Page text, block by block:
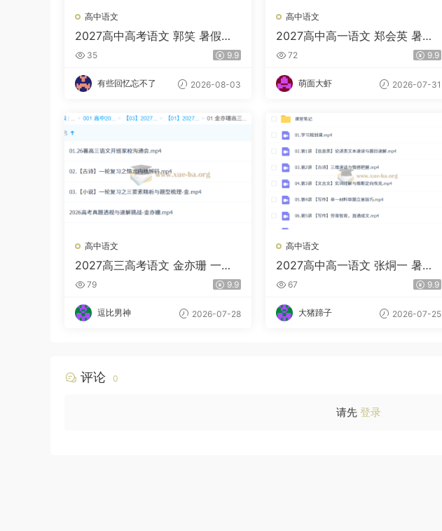
高中语文
2027高中高考语文 郭笑 暑假班
（A+）
35 9.9
有些回忆忘不了 2026-08-03
高中语文
2027高中高一语文 郑会英 暑假
班72 9.9
萌面大虾 2026-07-31
高中语文
2027高三高考语文 金亦珊 一轮
暑假班
79 9.9
逗比男神 2026-07-28
高中语文
2027高中高一语文 张烔一 暑假
班（A+）
67 9.9
大猪蹄子 2026-07-25
评论 0
请先 登录